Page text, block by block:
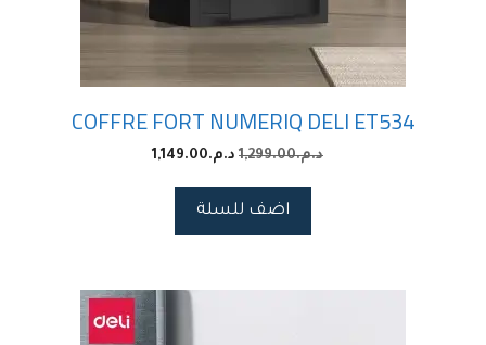
COFFRE FORT NUMERIQ DELI ET534
د.م.1,299.00 د.م.1,149.00
اضف للسلة